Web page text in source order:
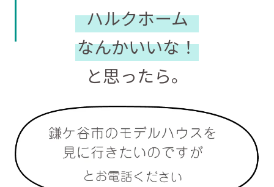
ハルクホーム
なんかいいな！
と思ったら。